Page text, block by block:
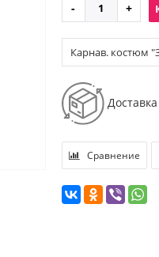
Карнав. костюм
Доставка
Сравнение